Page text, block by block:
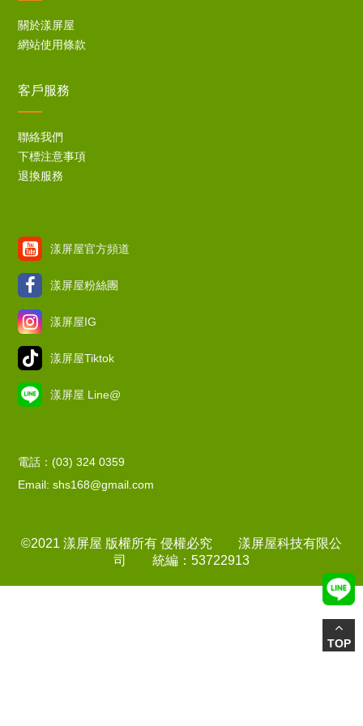
關於漾屏屋
網站使用條款
客戶服務
聯絡我們
下標注意事項
退換服務
漾屏屋官方頻道
漾屏屋粉絲團
漾屏屋IG
漾屏屋Tiktok
漾屏屋 Line@
電話：(03) 324 0359
Email: shs168@gmail.com
©2021 漾屏屋 版權所有 侵權必究 漾屏屋科技有限公
司 統編：53722913
TOP